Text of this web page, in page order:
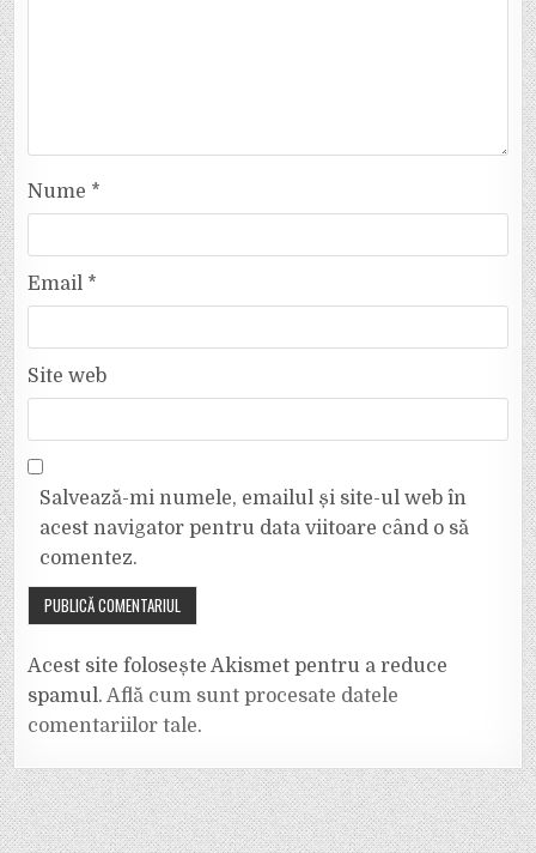
Nume *
Email *
Site web
Salvează-mi numele, emailul și site-ul web în
acest navigator pentru data viitoare când o să
comentez.
Acest site folosește Akismet pentru a reduce
spamul. Află cum sunt procesate datele
comentariilor tale.